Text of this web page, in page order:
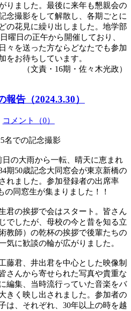
りました。最後に来年も懇親会の
念撮影をして解散し、各期ごとに
の花見に繰り出しました。地学部
曜日の正午から開催しており、
々を送った方ならどなたでも参加
をお待ちしています。
（文責・16期・佐々木光政）
告（2024.3.30）
コメント（0）
名での記念撮影
日の大雨から一転、晴天に恵まれ
期50歳記念大同窓会が東京新橋の
れました。参加登録者の出席率
の同窓生が集まりました！！
君の挨拶で会はスタート。皆さん
でしたが、母校の今と昔を知る立
教師）の乾杯の挨拶で後輩たちの
気に歓談の輪が広がりました。
藤君、井出君を中心とした映像制
さんから寄せられた写真や貴重な
編集、当時流行っていた音楽をバ
きく映し出されました。参加者の
は、それぞれ、30年以上の時を越